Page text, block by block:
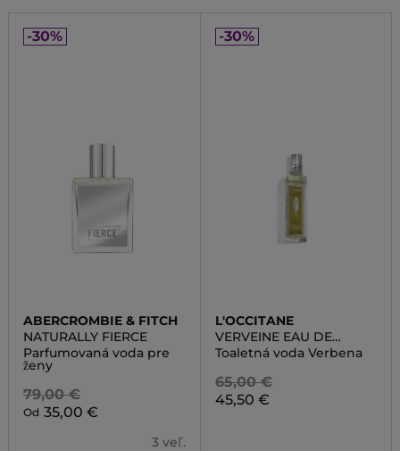
-30%
ABERCROMBIE & FITCH
NATURALLY FIERCE
Parfumovaná voda pre
ženy
79,00 €
Od 35,00 €
3 veľ.
-30%
L'OCCITANE
VERVEINE EAU DE
TOILETTE
Toaletná voda Verbena
65,00 €
45,50 €